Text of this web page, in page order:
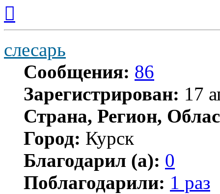
началу
слесарь
Сообщения: 86
Зарегистрирован: 17
Страна, Регион,
Город: Курск
Благодарил (а): 0
Поблагодарили: 1 раз